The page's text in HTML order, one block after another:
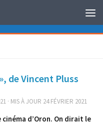
de Vincent Pluss
· MIS À JOUR 24 FÉVRIER 2021
d’Oron. On dirait le